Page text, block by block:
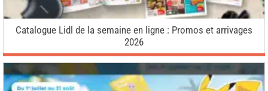
Catalogue Lidl de la semaine en ligne : Promos et arrivages
2026